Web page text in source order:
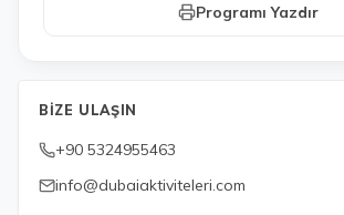
Programı Yazdır
BIZE ULAŞIN
+90 5324955463
info@dubaiaktiviteleri.com